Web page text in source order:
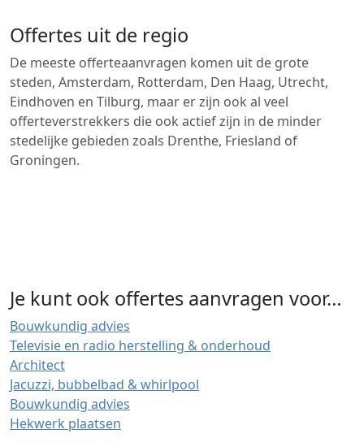
Offertes uit de regio
De meeste offerteaanvragen komen uit de grote
steden, Amsterdam, Rotterdam, Den Haag, Utrecht,
Eindhoven en Tilburg, maar er zijn ook al veel
offerteverstrekkers die ook actief zijn in de minder
stedelijke gebieden zoals Drenthe, Friesland of
Groningen.
Je kunt ook offertes aanvragen voor…
Bouwkundig advies
Televisie en radio herstelling & onderhoud
Architect
Jacuzzi, bubbelbad & whirlpool
Bouwkundig advies
Hekwerk plaatsen